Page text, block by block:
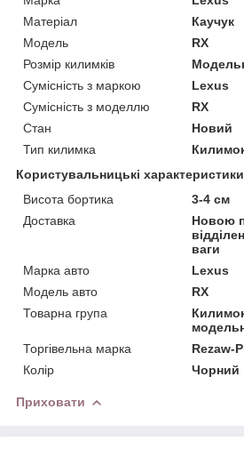
Матеріал
Каучук
Модель
RX
Розмір килимків
Сумісність з маркою
Lexus
Сумісність з моделлю
RX
Стан
Новий
Тип килимка
Користувальницькі характеристики
Висота бортика
3-4 см
Доставка
Новою
ваги
Марка авто
Lexus
Модель авто
RX
Товарна група
Торгівельна марка
Rezaw-
Колір
Чорний
Приховати